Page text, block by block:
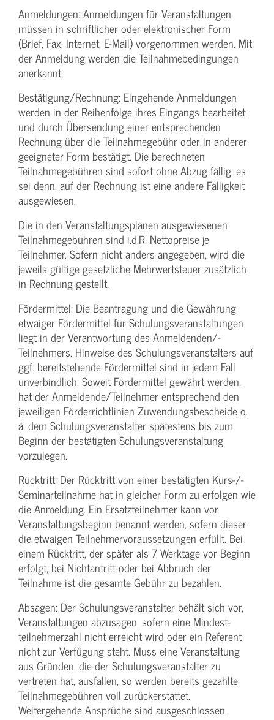
Anmeldungen: Anmeldungen für Veranstaltungen
müssen in schriftlicher oder elektronischer Form
(Brief, Fax, Internet, E-Mail) vorgenommen werden. Mit
der Anmeldung werden die Teilnahme­bedingungen
anerkannt.
Bestätigung­/Rechnung: Eingehende Anmeldungen
werden in der Reihenfolge ihres Eingangs bearbeitet
und durch Übersendung einer entsprechenden
Rechnung über die Teilnahmegebühr oder in anderer
geeigneter Form bestätigt. Die berechneten
Teilnahmegebühren sind sofort ohne Abzug fällig, es
sei denn, auf der Rechnung ist eine andere Fälligkeit
ausgewiesen.
Die in den Veranstaltungsplänen ausgewiesenen
Teilnahmegebühren sind i.d.R. Nettopreise je
Teilnehmer. Sofern nicht anders angegeben, wird die
jeweils gültige gesetzliche Mehrwertsteuer zusätzlich
in Rechnung gestellt.
Fördermittel: Die Beantragung und die Gewährung
etwaiger Fördermittel für Schulungs­veranstaltungen
liegt in der Verantwortung des Anmeldenden/­
Teilnehmers. Hinweise des Schulungs­veranstalters auf
ggf. bereitstehende Fördermittel sind in jedem Fall
unverbindlich. Soweit Fördermittel gewährt werden,
hat der Anmeldende/­Teilnehmer entsprechend den
jeweiligen Förderrichtlinien Zuwendungs­bescheide o.
ä. dem Schulungs­veranstalter spätestens bis zum
Beginn der bestätigten Schulungs­veranstaltung
vorzulegen.
Rücktritt: Der Rücktritt von einer bestätigten Kurs-/­
Seminarteilnahme hat in gleicher Form zu erfolgen wie
die Anmeldung. Ein Ersatzteilnehmer kann vor
Veranstaltungs­beginn benannt werden, sofern dieser
die etwaigen Teilnehmer­voraussetzungen erfüllt. Bei
einem Rücktritt, der später als 7 Werktage vor Beginn
erfolgt, bei Nichtantritt oder bei Abbruch der
Teilnahme ist die gesamte Gebühr zu bezahlen.
Absagen: Der Schulungs­veranstalter behält sich vor,
Veranstaltungen abzusagen, sofern eine Mindest­
teilnehmerzahl nicht erreicht wird oder ein Referent
nicht zur Verfügung steht. Muss eine Veranstaltung
aus Gründen, die der Schulungs­veranstalter zu
vertreten hat, ausfallen, so werden bereits gezahlte
Teilnahme­gebühren voll zurückerstattet.
Weitergehende Ansprüche sind ausgeschlossen.